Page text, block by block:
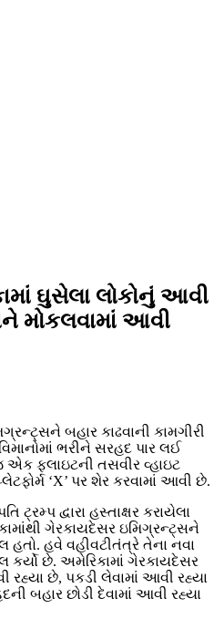
ઘુસેલા લોકોનું આવી
મોકલવામાં આવી
બહાર કાઢવાની કામગીરી
ભરીને સરહદ પાર લઈ
ફ્લાઇટની તસવીર વ્હાઇટ
‘X’ પર શેર કરવામાં આવી છે.
ટ્રમ્પ દ્વારા હસ્તાક્ષર કરાયેલા
ગેરકાયદેસર ઇમિગ્રન્ટ્સને
હતો. હવે વહીવટીતંત્રે તેના નવા
છે. અમેરિકામાં ગેરકાયદેસર
છે, પકડી લેવામાં આવી રહ્યા
બહાર છોડી દેવામાં આવી રહ્યા